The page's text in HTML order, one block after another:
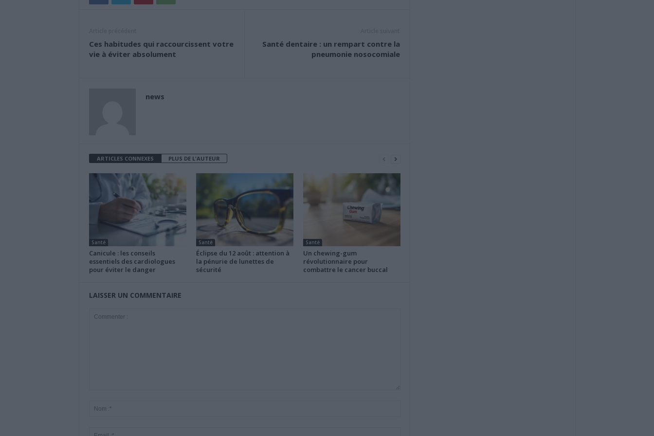
Ces habitudes qui raccourcissent votre
vie à éviter absolument
Santé dentaire : un rempart contre la
pneumonie nosocomiale
news
ARTICLES CONNEXES PLUS DE L'AUTEUR
Santé
Canicule : les conseils
essentiels des cardiologues
pour éviter le danger
Santé
Éclipse du 12 août : attention à
la pénurie de lunettes de
sécurité
Santé
Un chewing-gum
révolutionnaire pour
combattre le cancer buccal
LAISSER UN COMMENTAIRE